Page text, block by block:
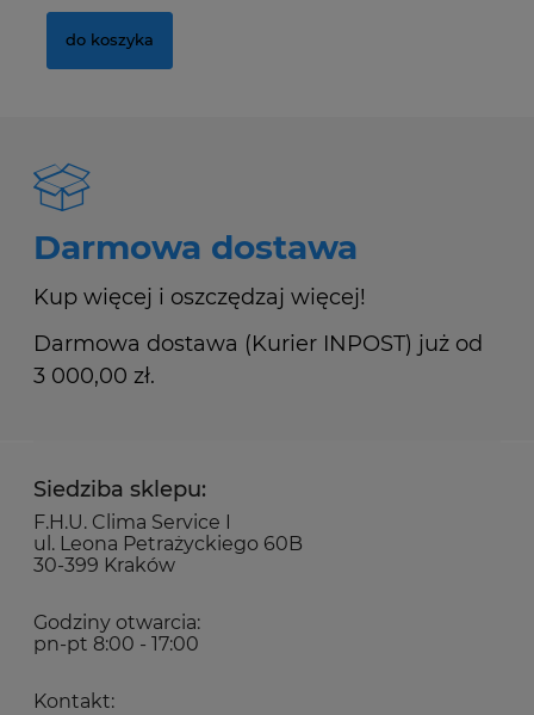
do koszyka
Darmowa dostawa
Kup więcej i oszczędzaj więcej!
Darmowa dostawa (Kurier INPOST) już od
3 000,00 zł.
Siedziba sklepu:
F.H.U. Clima Service I
ul. Leona Petrażyckiego 60B
30-399 Kraków
Godziny otwarcia:
pn-pt 8:00 - 17:00
Kontakt: